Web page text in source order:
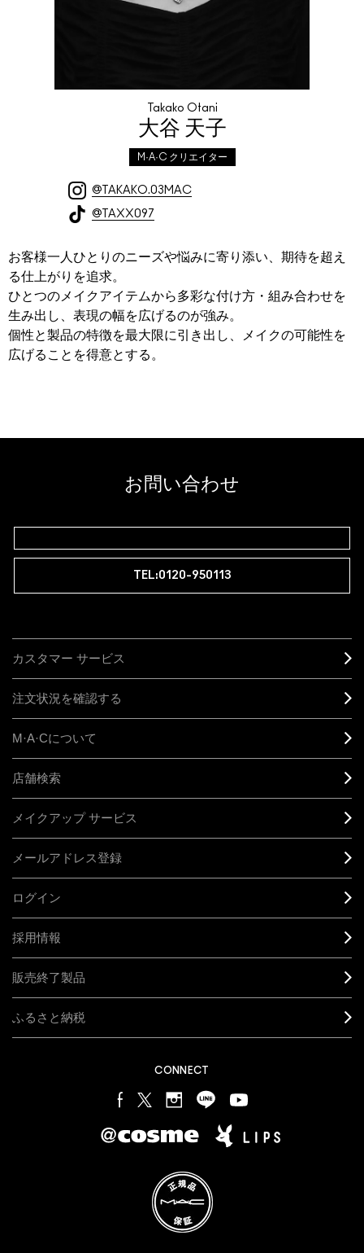
Takako Otani
大谷 天子
M·A·C クリエイター
@TAKAKO.03MAC
@TAXX097
お客様一人ひとりのニーズや悩みに寄り添い、期待を超え
る仕上がりを追求。
ひとつのメイクアイテムから多彩な付け方・組み合わせを
生み出し、表現の幅を広げるのが強み。
個性と製品の特徴を最大限に引き出し、メイクの可能性を
広げることを得意とする。
お問い合わせ
TEL:0120-950113
カスタマー サービス
注文状況を確認する
M·A·Cについて
店舗検索
メイクアップ サービス
メールアドレス登録
ログイン
採用情報
販売終了製品
ふるさと納税
CONNECT